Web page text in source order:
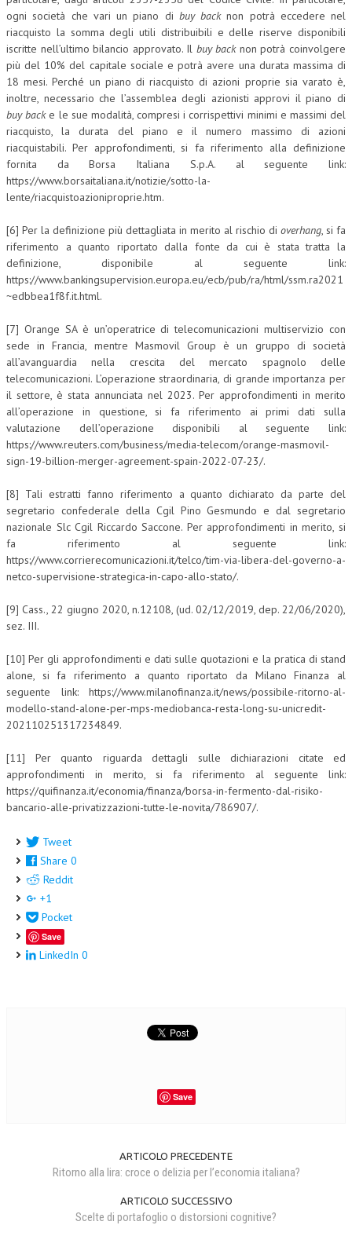
ogni società che vari un piano di buy backnon potrà eccedere nel
riacquisto la somma degli utili distribuibili e delle riserve disponibili
iscritte nell’ultimo bilancio approvato. Il buy backnon potrà coinvolgere
più del 10% del capitale sociale e potrà avere una durata massima di
18 mesi. Perché un piano di riacquisto di azioni proprie sia varato è,
inoltre, necessario che l’assemblea degli azionisti approvi il piano di
buy backe le sue modalità, compresi i corrispettivi minimi e massimi del
riacquisto, la durata del piano e il numero massimo di azioni
riacquistabili. Per approfondimenti, si fa riferimento alla definizione
fornita da Borsa Italiana S.p.A. al seguente link:
https://www.borsaitaliana.it/notizie/sotto-la-
lente/riacquistoazioniproprie.htm.
[6] Per la definizione più dettagliata in merito al rischio di overhang, si fa
riferimento a quanto riportato dalla fonte da cui è stata tratta la
definizione, disponibile al seguente link:
https://www.bankingsupervision.europa.eu/ecb/pub/ra/html/ssm.ra2021
~edbbea1f8f.it.html.
[7] Orange SA è un’operatrice di telecomunicazioni multiservizio con
sede in Francia, mentre Masmovil Group è un gruppo di società
all’avanguardia nella crescita del mercato spagnolo delle
telecomunicazioni. L’operazione straordinaria, di grande importanza per
il settore, è stata annunciata nel 2023. Per approfondimenti in merito
all’operazione in questione, si fa riferimento ai primi dati sulla
valutazione dell’operazione disponibili al seguente link:
https://www.reuters.com/business/media-telecom/orange-masmovil-
sign-19-billion-merger-agreement-spain-2022-07-23/.
[8] Tali estratti fanno riferimento a quanto dichiarato da parte del
segretario confederale della Cgil Pino Gesmundo e dal segretario
nazionale Slc Cgil Riccardo Saccone. Per approfondimenti in merito, si
fa riferimento al seguente link:
https://www.corrierecomunicazioni.it/telco/tim-via-libera-del-governo-a-
netco-supervisione-strategica-in-capo-allo-stato/.
[9] Cass., 22 giugno 2020, n.12108, (ud. 02/12/2019, dep. 22/06/2020),
sez. III.
[10] Per gli approfondimenti e dati sulle quotazioni e la pratica di stand
alone, si fa riferimento a quanto riportato da Milano Finanza al
seguente link: https://www.milanofinanza.it/news/possibile-ritorno-al-
modello-stand-alone-per-mps-mediobanca-resta-long-su-unicredit-
202110251317234849.
[11] Per quanto riguarda dettagli sulle dichiarazioni citate ed
approfondimenti in merito, si fa riferimento al seguente link:
https://quifinanza.it/economia/finanza/borsa-in-fermento-dal-risiko-
bancario-alle-privatizzazioni-tutte-le-novita/786907/.
Tweet
Share 0
Reddit
+1
Pocket
Save
LinkedIn 0
Save
ARTICOLO PRECEDENTE
Ritorno alla lira: croce o delizia per l’economia italiana?
ARTICOLO SUCCESSIVO
Scelte di portafoglio o distorsioni cognitive?